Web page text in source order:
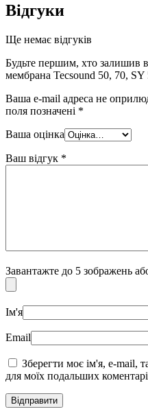
Відгуки
Ще немає відгуків
Будьте першим, хто залишив
мембрана Tecsound 50, 70, SY
Ваша e-mail адреса не
поля позначені *
Ваша оцінка
Ваш відгук *
Завантажте до 5 зображень
Ім'я
Email
Зберегти моє ім'я, e-mail,
для моїх подальших